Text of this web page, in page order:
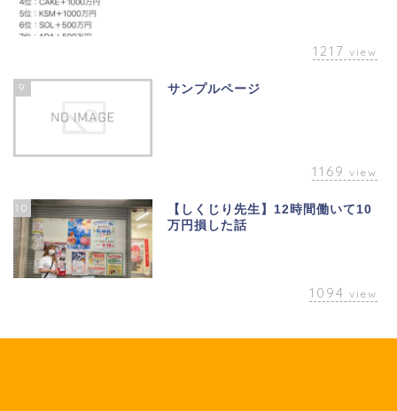
1217 view
9 サンプルページ
1169 view
10
【しくじり先生】12時間働いて10
万円損した話
1094 view